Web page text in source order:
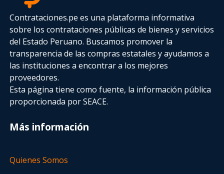
Contrataciones.pe es una plataforma informativa
sobre los contrataciones públicas de bienes y servicios
del Estado Peruano. Buscamos promover la
transparencia de las compras estatalesy ayudamos a
las instituciones a encontrar a los mejores
proveedores.
Esta página tiene como fuente, la información pública
proporcionada por SEACE.
Más información
Quienes Somos